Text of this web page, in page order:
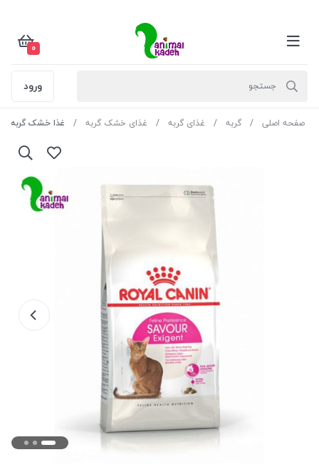
0
ورود
صفحه اصلی گربه غذای گربه غذای خشک گربه غذا خشک گربه